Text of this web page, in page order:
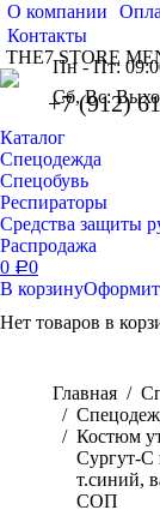
О компании
Контакты
THE7 STORE
Пн - Пт:
Сб, Вс:
+7 (912)
Каталог
Спецодежда
Спецобувь
Респираторы
Средства защиты
Распродажа
0 Р0
В корзину
Нет товаров в
Вы здесь:
Главная
Костюм
Сургут-С
т.синий,
СОП